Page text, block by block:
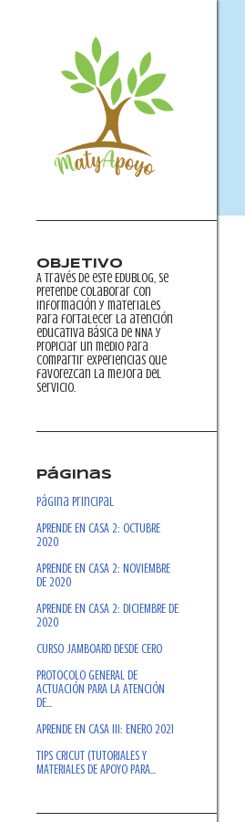
OBJETIVO
A través de este EDUblog, se
pretende colaborar con
información y materiales
para fortalecer la atención
educativa básica de NNA y
propiciar un medio para
compartir experiencias que
favorezcan la mejora del
servicio.
Páginas
Página Principal
APRENDE EN CASA 2: OCTUBRE
2020
APRENDE EN CASA 2: NOVIEMBRE
DE 2020
APRENDE EN CASA 2: DICIEMBRE DE
2020
CURSO JAMBOARD DESDE CERO
PROTOCOLO GENERAL DE
ACTUACIÓN PARA LA ATENCIÓN
DE...
APRENDE EN CASA III: ENERO 2021
TIPS CRICUT (TUTORIALES Y
MATERIALES DE APOYO PARA...